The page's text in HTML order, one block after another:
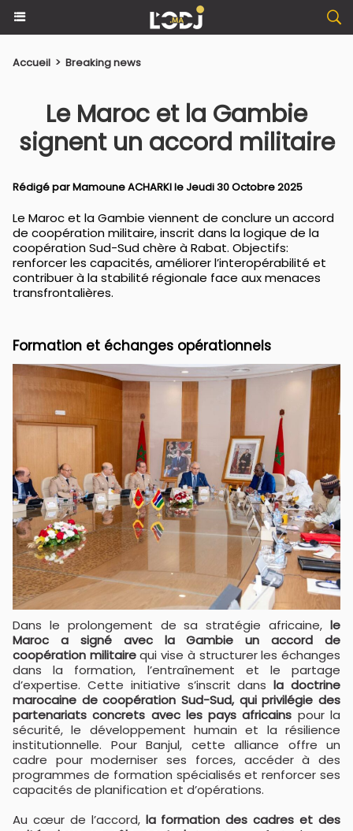
Accueil > Breaking news
Le Maroc et la Gambie
signent un accord militaire
Rédigé parMamoune ACHARKIle Jeudi 30 Octobre 2025
Le Maroc et la Gambie viennent de conclure un accord
de coopération militaire, inscrit dans la logique de la
coopération Sud-Sud chère à Rabat. Objectifs:
renforcer les capacités, améliorer l’interopérabilité et
contribuer à la stabilité régionale face aux menaces
transfrontalières.
Formation et échanges opérationnels
Dans le prolongement de sa stratégie africaine, le
Maroc a signé avec la Gambie un accord de
coopération militairequi vise à structurer les échanges
dans la formation, l’entraînement et le partage
d’expertise. Cette initiative s’inscrit dansla doctrine
marocaine de coopération Sud-Sud, qui privilégie des
partenariats concrets avec les pays africains pour la
sécurité, le développement humain et la résilience
institutionnelle. Pour Banjul, cette alliance offre un
cadre pour moderniser ses forces, accéder à des
programmes de formation spécialisés et renforcer ses
capacités de planification et d’opérations.
Au cœur de l’accord,la formation des cadres et des